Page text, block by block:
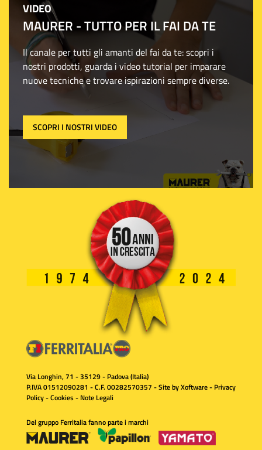
VIDEO
MAURER - TUTTO PER IL FAI DA TE
Il canale per tutti gli amanti del fai da te: scopri i
nostri prodotti, guarda i video tutorial per imparare
nuove tecniche e trovare ispirazioni sempre diverse.
SCOPRI I NOSTRI VIDEO
Via Longhin, 71 - 35129 - Padova (Italia)
P.IVA 01512090281 - C.F. 00282570357 - Site byXoftware- Privacy
Policy-Cookies- Note Legali
Del gruppo Ferritalia fanno parte i marchi